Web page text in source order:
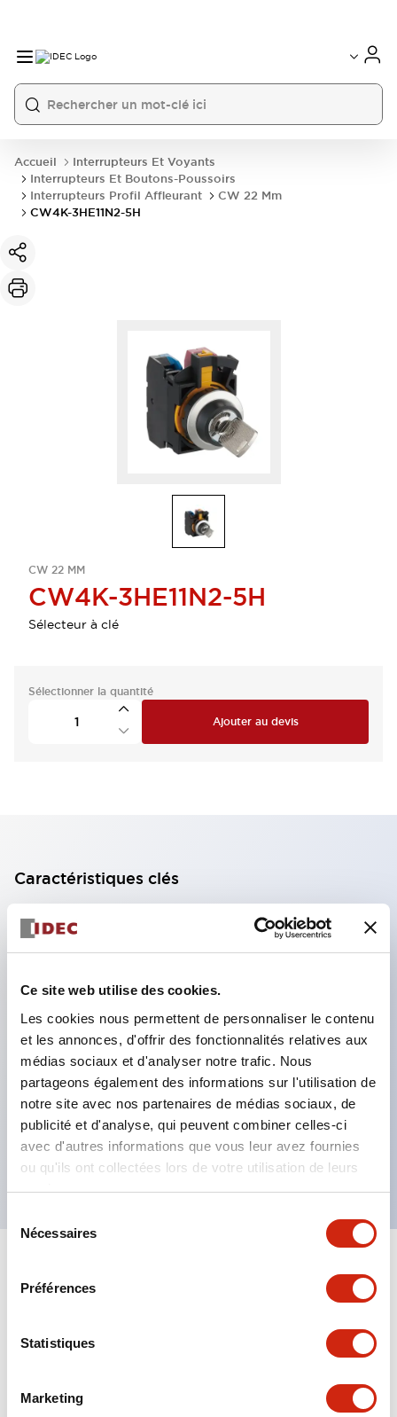
Ce site web utilise des cookies.
Les cookies nous permettent de personnaliser le contenu
et les annonces, d'offrir des fonctionnalités relatives aux
médias sociaux et d'analyser notre trafic. Nous
partageons également des informations sur l'utilisation de
notre site avec nos partenaires de médias sociaux, de
publicité et d'analyse, qui peuvent combiner celles-ci
avec d'autres informations que vous leur avez fournies
ou qu'ils ont collectées lors de votre utilisation de leurs
services.
Nécessaires
Préférences
Statistiques
Marketing
Accueil
Interrupteurs Et Voyants
Interrupteurs Et Boutons-Poussoirs
Interrupteurs Profil Affleurant
CW 22 Mm
CW4K-3HE11N2-5H
CW 22 MM
CW4K-3HE11N2-5H
Sélecteur à clé
Sélectionner la quantité
Ajouter au devis
Caractéristiques clés
Bloc de contact à 2 étages avec 2 contacts,
permettant une configuration à 4 contacts
contact à 11 étages), 59,9 mm (*bloc de contact à
22 étages). Conception peu encombrante
possible.
Structure de sécurité de 3e génération :
déclenchement à 2 actions, garde intégrée,
structure de protection des doigts IP20.
Tout développer+
Functional Specifications